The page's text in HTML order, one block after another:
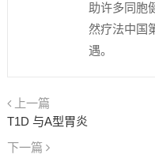
助许多同胞
然疗法中国
遇。
上一篇
T1D 与A型胃炎
下一篇